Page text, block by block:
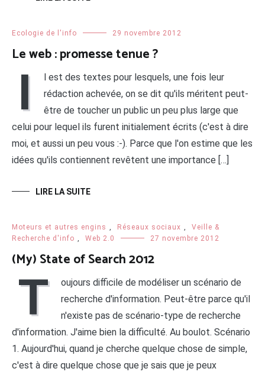
Ecologie de l'info 29 novembre 2012
Le web : promesse tenue ?
I
l est des textes pour lesquels, une fois leur
rédaction achevée, on se dit qu'ils méritent peut-
être de toucher un public un peu plus large que
celui pour lequel ils furent initialement écrits (c'est à dire
moi, et aussi un peu vous :-). Parce que l'on estime que les
idées qu'ils contiennent revêtent une importance […]
LIRE LA SUITE
Moteurs et autres engins Réseaux sociaux
Veille &
Recherche d'info
Web 2.0 27 novembre 2012
(My) State of Search 2012
T
oujours difficile de modéliser un scénario de
recherche d'information. Peut-être parce qu'il
n'existe pas de scénario-type de recherche
d'information. J'aime bien la difficulté. Au boulot. Scénario
1. Aujourd'hui, quand je cherche quelque chose de simple,
c'est à dire quelque chose que je sais que je peux